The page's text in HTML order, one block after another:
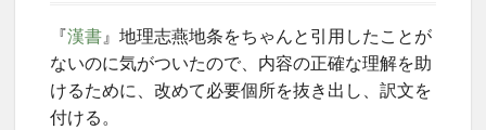
『漢書』地理志燕地条をちゃんと引用したことが
ないのに気がついたので、内容の正確な理解を助
けるために、改めて必要個所を抜き出し、訳文を
付ける。